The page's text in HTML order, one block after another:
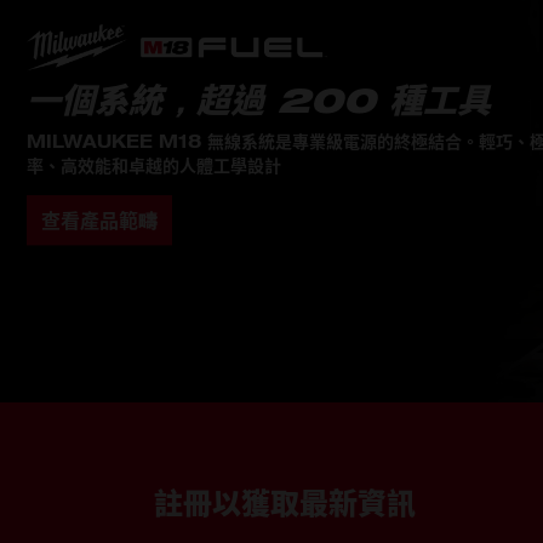
一個系統，超過 200 種工具
MILWAUKEE M18 無線系統是專業級電源的終極結合。輕巧、
率、高效能和卓越的人體工學設計
查看產品範疇
註冊以獲取最新資訊